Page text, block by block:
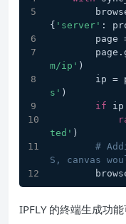
{ 'server' :
m/ip' )
s' )
if ip
ted' )
#
S, canvas
IPFLY 的終端生成功